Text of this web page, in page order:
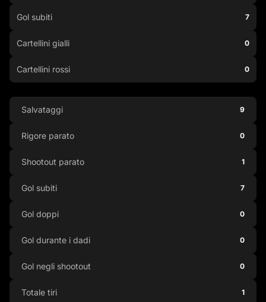
Gol subiti 7
Cartellini gialli 0
Cartellini rossi 0
Salvataggi 9
Rigore parato 0
Shootout parato 1
Gol subiti 7
Gol doppi 0
Gol durante i dadi 0
Gol negli shootout 0
Totale tiri 1